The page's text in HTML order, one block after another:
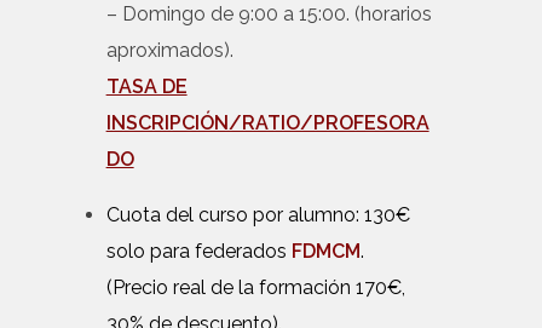
– Domingo de 9:00 a 15:00. (horarios
aproximados).
TASA DE
INSCRIPCIÓN/RATIO/PROFESORA
DO
Cuota del curso por alumno: 130€
solo para federados FDMCM.
(Precio real de la formación 170€,